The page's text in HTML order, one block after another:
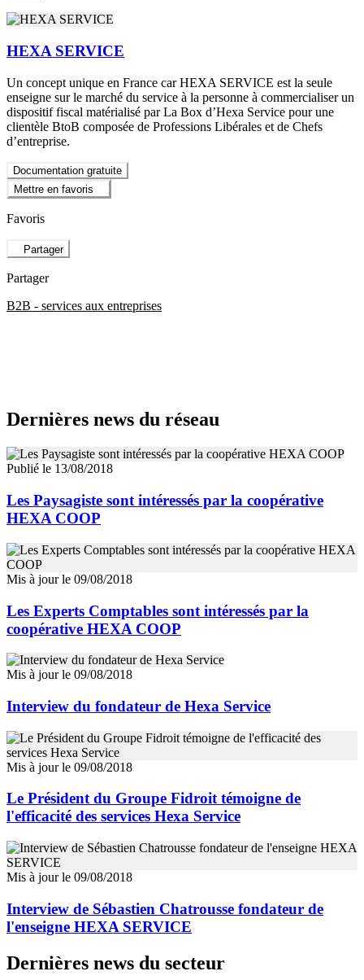
HEXA SERVICE
Un concept unique en France car HEXA SERVICE est la seule
enseigne sur le marché du service à la personne à commercialiser un
dispositif fiscal matérialisé par La Box d’Hexa Service pour une
clientèle BtoB composée de Professions Libérales et de Chefs
d’entreprise.
Documentation gratuite
Mettre en favoris
Favoris
Partager
Partager
B2B - services aux entreprises
Dernières news du réseau
Publié le 13/08/2018
Les Paysagiste sont intéressés par la coopérative
HEXA COOP
Mis à jour le 09/08/2018
Les Experts Comptables sont intéressés par la
coopérative HEXA COOP
Mis à jour le 09/08/2018
Interview du fondateur de Hexa Service
Mis à jour le 09/08/2018
Le Président du Groupe Fidroit témoigne de
l'efficacité des services Hexa Service
Mis à jour le 09/08/2018
Interview de Sébastien Chatrousse fondateur de
l'enseigne HEXA SERVICE
Dernières news du secteur